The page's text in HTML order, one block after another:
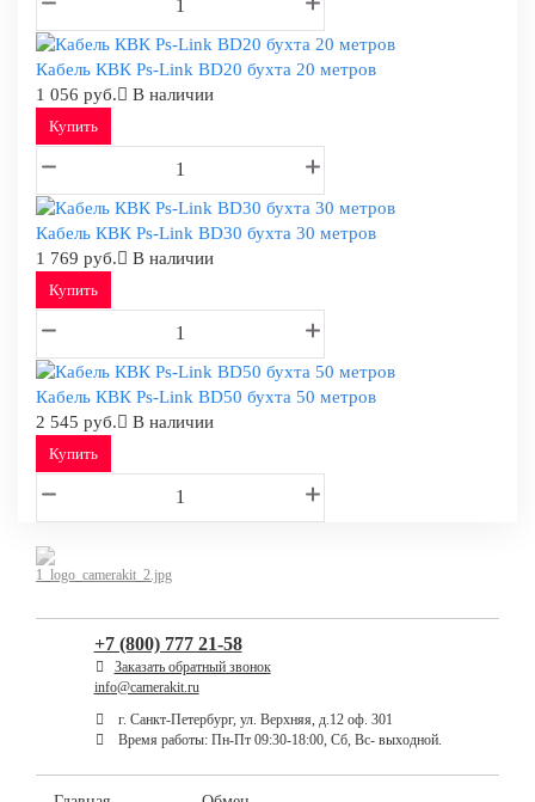
Кабель КВК Ps-Link BD20 бухта 20 метров
1 056 руб.
В наличии
Купить
Кабель КВК Ps-Link BD30 бухта 30 метров
1 769 руб.
В наличии
Купить
Кабель КВК Ps-Link BD50 бухта 50 метров
2 545 руб.
В наличии
Купить
+7 (800) 777 21-58
Заказать обратный звонок
info@camerakit.ru
г. Санкт-Петербург, ул. Верхняя, д.12 оф. 301
Время работы: Пн-Пт 09:30-18:00, Сб, Вс- выходной.